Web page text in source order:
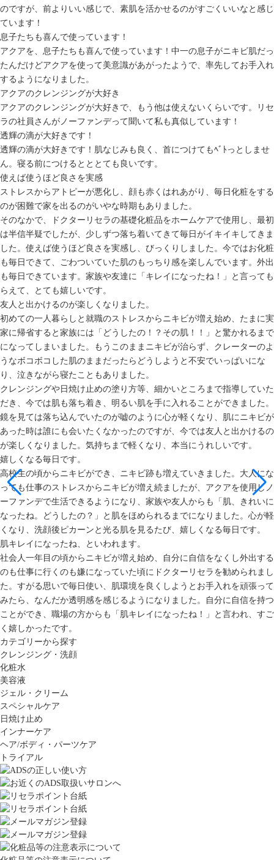
のですが、前よりいい感じで、素肌を活かせるのがすごくいいなと感じ
ています！
息子たちも喜んで使っています！
アクアを、息子たちも喜んで使っています！中一の息子がニキビ肌だっ
たんだけどアクアを使って美意識があがったようで、率先してお手入れ
するようになりました。
アクアのクレンジングが大好き
アクアのクレンジングが大好きで、もう他は使えないくらいです。リセ
ラの社員さんがノーファンデって聞いて私も真似しています！
透輝の滴が大好きです！
透輝の滴が大好きです！肌なじみも良く、首につけてもﾍﾞﾄっとしませ
ん。寝る前につけるとととても良いです。
使えば使うほど良さを実感
ストレスからアトピーが悪化し、顔も赤くはれあがり、毎日化粧をする
のが困難で家を出るのがいやな時期もありました。
そのなかで、ドクターリセラの基礎化粧品をホームケアで使用し、最初
は半信半疑でしたが、少しずつ落ち着いてきて毎日がイキイキしてきま
した。使えば使うほど良さを実感し、びっくりしました。今ではお化粧
も毎日できて、ごわついていた肌のもっちり感を楽しんでいます。外出
も毎日できています。家族や友達に「キレイになったね！」と言っても
らえて、とても嬉しいです。
友人と出かけるのが楽しくなりました。
初めての一人暮らしと就職のストレスからニキビが増え始め、たまに実
家に帰省すると家族には「どうしたの！？その肌！！」と驚かれるまで
になってしまいました。もうこのままニキビが治らず、クレーターのよ
うなボコボコした肌のままだったらどうしようと不安でいっぱいにな
り、泣きながら寝たこともありました。
クレンジングや日焼け止めの塗り方等、細かいところまで指導していた
だき、今では肌も落ち着き、明るい肌を手に入れることができました。
鏡を見ては落ち込んでいたのが嘘のように心が軽くなり、肌にニキビが
あった時は誰にも会いたくなかったのですが、今では友人と出かけるの
が楽しくなりました。気持ちまで軽くなり、本当にうれしいです。
嬉しくなる毎日です。
高校生の頃からニキビができ、ニキビ跡も増えていきました。大人にな
っても仕事のストレスからニキビが増え続ましたが、アクアを使用しノ
ーファンデで生活できるようになり、家族や友人からも「肌、きれいに
なったね。どうしたの？」と肌をほめられるまでになりました。心が軽
くなり、洗顔後ピカーンと光る肌を見るたび、嬉しくなる毎日です。
肌キレイになったね、といわれます。
社会人一年目の頃からニキビが増え始め、自分に自信をなくし外出する
のも仕事に行くのも嫌になっていた頃にドクターリセラを勧められまし
た。すがる思いで毎日使い、肌環境を良くしようとお手入れを頑張って
みたら、なんだか透明感を感じるようになりました。自分に自信を持つ
ことができ、職場の方からも「肌キレイになったね！」と言われ、すご
く嬉しかったです。
カテゴリーから探す
クレンジング・洗顔
化粧水
美容液
ジェル・クリーム
スペシャルケア
日焼け止め
インナーケア
ヘア/ボディ・パーツケア
トライアル